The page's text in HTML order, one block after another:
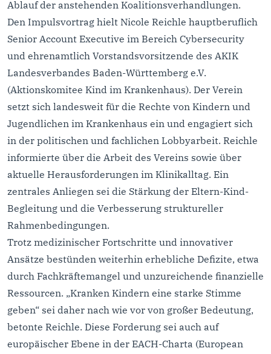
Ablauf der anstehenden Koalitionsverhandlungen.
Den Impulsvortrag hielt Nicole Reichle hauptberuflich
Senior Account Executive im Bereich Cybersecurity
und ehrenamtlich Vorstandsvorsitzende des AKIK
Landesverbandes Baden-Württemberg e.V.
(Aktionskomitee Kind im Krankenhaus). Der Verein
setzt sich landesweit für die Rechte von Kindern und
Jugendlichen im Krankenhaus ein und engagiert sich
in der politischen und fachlichen Lobbyarbeit. Reichle
informierte über die Arbeit des Vereins sowie über
aktuelle Herausforderungen im Klinikalltag. Ein
zentrales Anliegen sei die Stärkung der Eltern-Kind-
Begleitung und die Verbesserung struktureller
Rahmenbedingungen.
Trotz medizinischer Fortschritte und innovativer
Ansätze bestünden weiterhin erhebliche Defizite, etwa
durch Fachkräftemangel und unzureichende finanzielle
Ressourcen. „Kranken Kindern eine starke Stimme
geben“ sei daher nach wie vor von großer Bedeutung,
betonte Reichle. Diese Forderung sei auch auf
europäischer Ebene in der EACH-Charta (European